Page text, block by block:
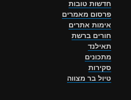
חדשות טובות
פרסום מאמרים
אימות אתרים
חורים ברשת
תאילנד
מתכונים
סקירות
טיול בר מצווה